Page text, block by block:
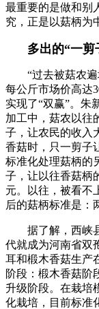
最重要的是做和别
究，正是以菇柄为
多出的“一
“过去被菇农遍
每公斤市场价高达
实现了“双赢”。朱
加工中，菇农以往
子，让农民的收入
香菇时，只一剪子
标准化处理菇柄的
子，让以往香菇柄
元。以往，被看不
后的菇柄标准是：
据了解，西峡县
代就成为河南省双
耳和椴木香菇生产
阶段：椴木香菇阶
升级阶段。在栽培
化栽培，目前标准